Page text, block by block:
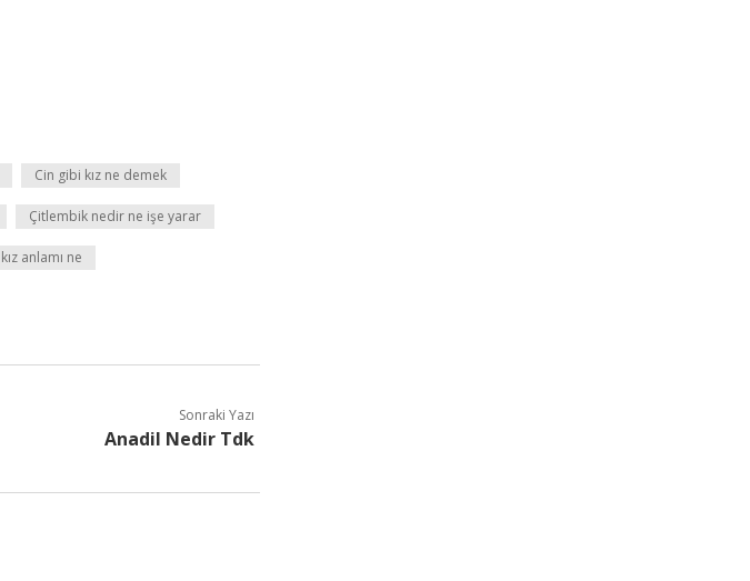
Cin gibi kız ne demek
Çitlembik nedir ne işe yarar
anlamı ne
Sonraki Yazı
Anadil Nedir Tdk